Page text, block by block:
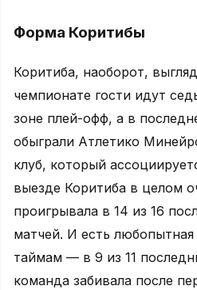
Форма Коритибы
Коритиба, наоборот,
чемпионате гости идут
зоне плей-офф, а в
обыграли Атлетико
клуб, который
выезде Коритиба в целом
проигрывала в 14 из 16
матчей. И есть
таймам — в 9 из 11
команда забивала после